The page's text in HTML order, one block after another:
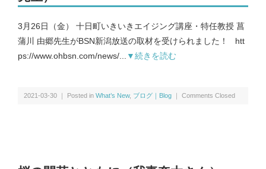
募集要項｜Requirements
3月26日（金） 十日町いきいきエイジング講座・特任教授 菖
蒲川 由郷先生がBSN新潟放送の取材を受けられました！ htt
ps://www.ohbsn.com/news/...
▼続きを読む
2021-03-30 ｜ Posted in What’s New, ブログ｜Blog ｜ Comments Closed